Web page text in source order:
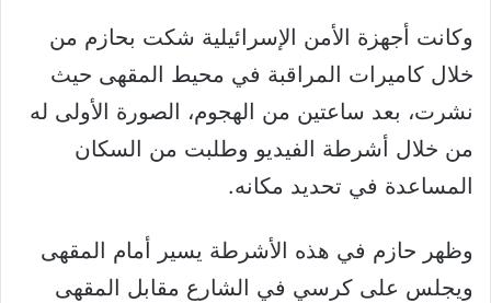
وكانت أجهزة الأمن الإسرائيلية شكت بحازم من
خلال كاميرات المراقبة في محيط المقهى حيث
نشرت، بعد ساعتين من الهجوم، الصورة الأولى له
من خلال أشرطة الفيديو وطلبت من السكان
المساعدة في تحديد مكانه.
وظهر حازم في هذه الأشرطة يسير أمام المقهى
ويجلس على كرسي في الشارع مقابل المقهى